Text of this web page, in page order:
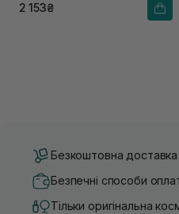
2 153₴
Безкоштовна доставка
Безпечні способи
Тільки оригінальна